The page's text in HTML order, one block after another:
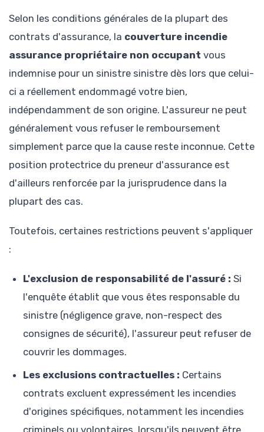
Selon les conditions générales de la plupart des
contrats d'assurance, la couverture incendie
assurance propriétaire non occupant vous
indemnise pour un sinistre sinistre dès lors que celui-
ci a réellement endommagé votre bien,
indépendamment de son origine. L'assureur ne peut
généralement vous refuser le remboursement
simplement parce que la cause reste inconnue. Cette
position protectrice du preneur d'assurance est
d'ailleurs renforcée par la jurisprudence dans la
plupart des cas.
Toutefois, certaines restrictions peuvent s'appliquer
:
L'exclusion de responsabilité de l'assuré : Si
l'enquête établit que vous êtes responsable du
sinistre (négligence grave, non-respect des
consignes de sécurité), l'assureur peut refuser de
couvrir les dommages.
Les exclusions contractuelles : Certains
contrats excluent expressément les incendies
d'origines spécifiques, notamment les incendies